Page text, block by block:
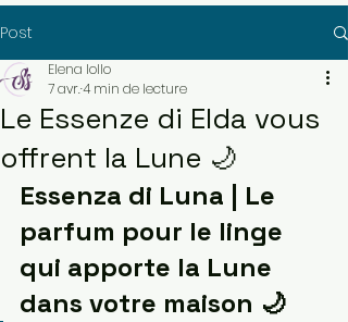
Post
Le Essenze di Elda vous
offrent la Lune 🌙
Elena Iollo
7 avr.4 min de lecture
Essenza di Luna | Le
parfum pour le linge
qui apporte la Lune
dans votre maison 🌙